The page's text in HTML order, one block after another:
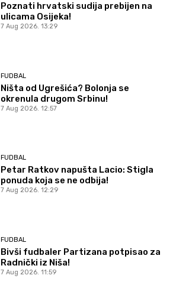
Poznati hrvatski sudija prebijen na
ulicama Osijeka!
7 Aug 2026. 13:29
FUDBAL
Ništa od Ugrešića? Bolonja se
okrenula drugom Srbinu!
7 Aug 2026. 12:57
FUDBAL
Petar Ratkov napušta Lacio: Stigla
ponuda koja se ne odbija!
7 Aug 2026. 12:29
FUDBAL
Bivši fudbaler Partizana potpisao za
Radnički iz Niša!
7 Aug 2026. 11:59